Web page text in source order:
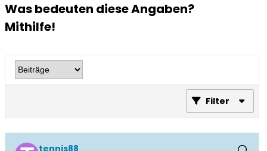
Was bedeuten diese Angaben?
Mithilfe!
Filter